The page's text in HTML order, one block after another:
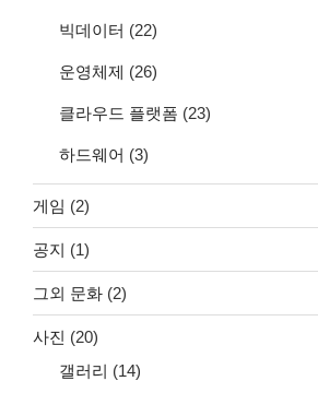
빅데이터 (22)
운영체제 (26)
클라우드 플랫폼 (23)
하드웨어 (3)
게임 (2)
공지 (1)
그외 문화 (2)
사진 (20)
갤러리 (14)